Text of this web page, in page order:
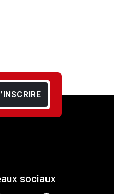
sociaux